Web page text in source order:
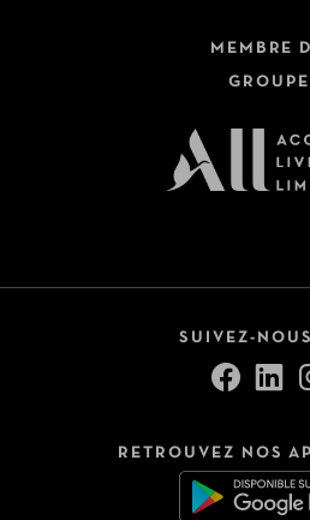
MEMBRE
GROUPE
SUIVEZ-
RETROUVEZ NOS